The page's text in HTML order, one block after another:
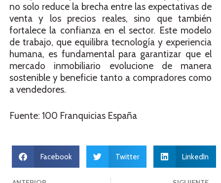
no solo reduce la brecha entre las expectativas de
venta y los precios reales, sino que también
fortalece la confianza en el sector. Este modelo
de trabajo, que equilibra tecnología y experiencia
humana, es fundamental para garantizar que el
mercado inmobiliario evolucione de manera
sostenible y beneficie tanto a compradores como
a vendedores.
Fuente: 100 Franquicias España
Facebook Twitter LinkedIn